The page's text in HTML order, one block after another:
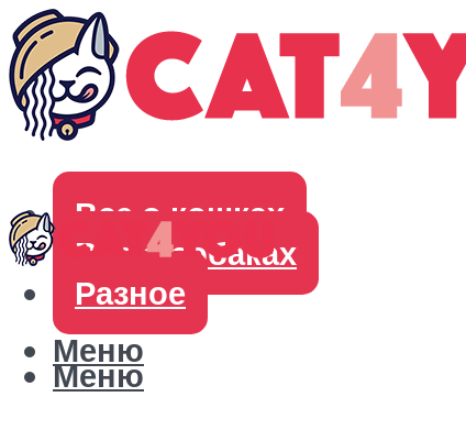
Все о кошках
Все о собаках
Разное
Меню
Меню